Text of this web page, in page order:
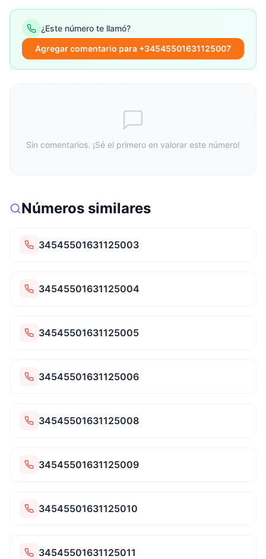
¿Este número te llamó?
Agregar comentario para +34545501631125007
Sin comentarios. ¡Sé el primero en valorar este número!
Números similares
34545501631125003
34545501631125004
34545501631125005
34545501631125006
34545501631125008
34545501631125009
34545501631125010
34545501631125011